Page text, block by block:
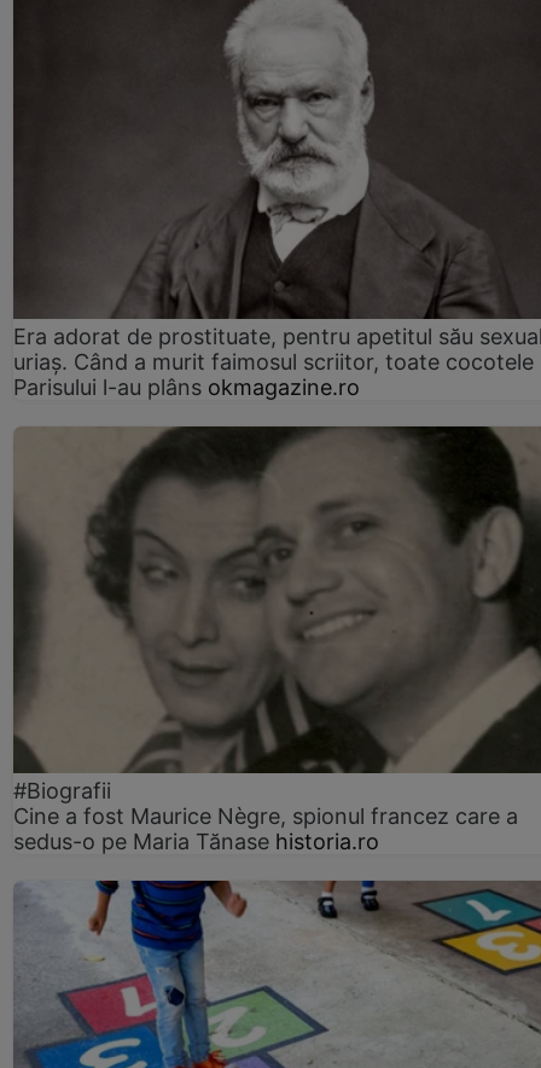
Era adorat de prostituate, pentru apetitul său
uriaș. Când a murit faimosul scriitor, toate cocotele
Parisului l-au plâns okmagazine.ro
#Biografii
Cine a fost Maurice Nègre, spionul francez care a
sedus-o pe Maria Tănase historia.ro